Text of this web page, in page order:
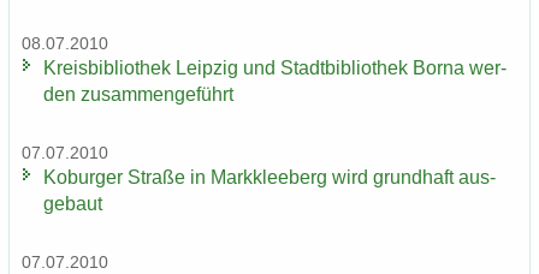
08.07.2010
Kreis­bi­blio­thek Leip­zig und Stadt­bi­blio­thek Borna wer­
den zu­sam­men­ge­führt
07.07.2010
Ko­bur­ger Stra­ße in Mark­klee­berg wird grund­haft aus­
ge­baut
07.07.2010